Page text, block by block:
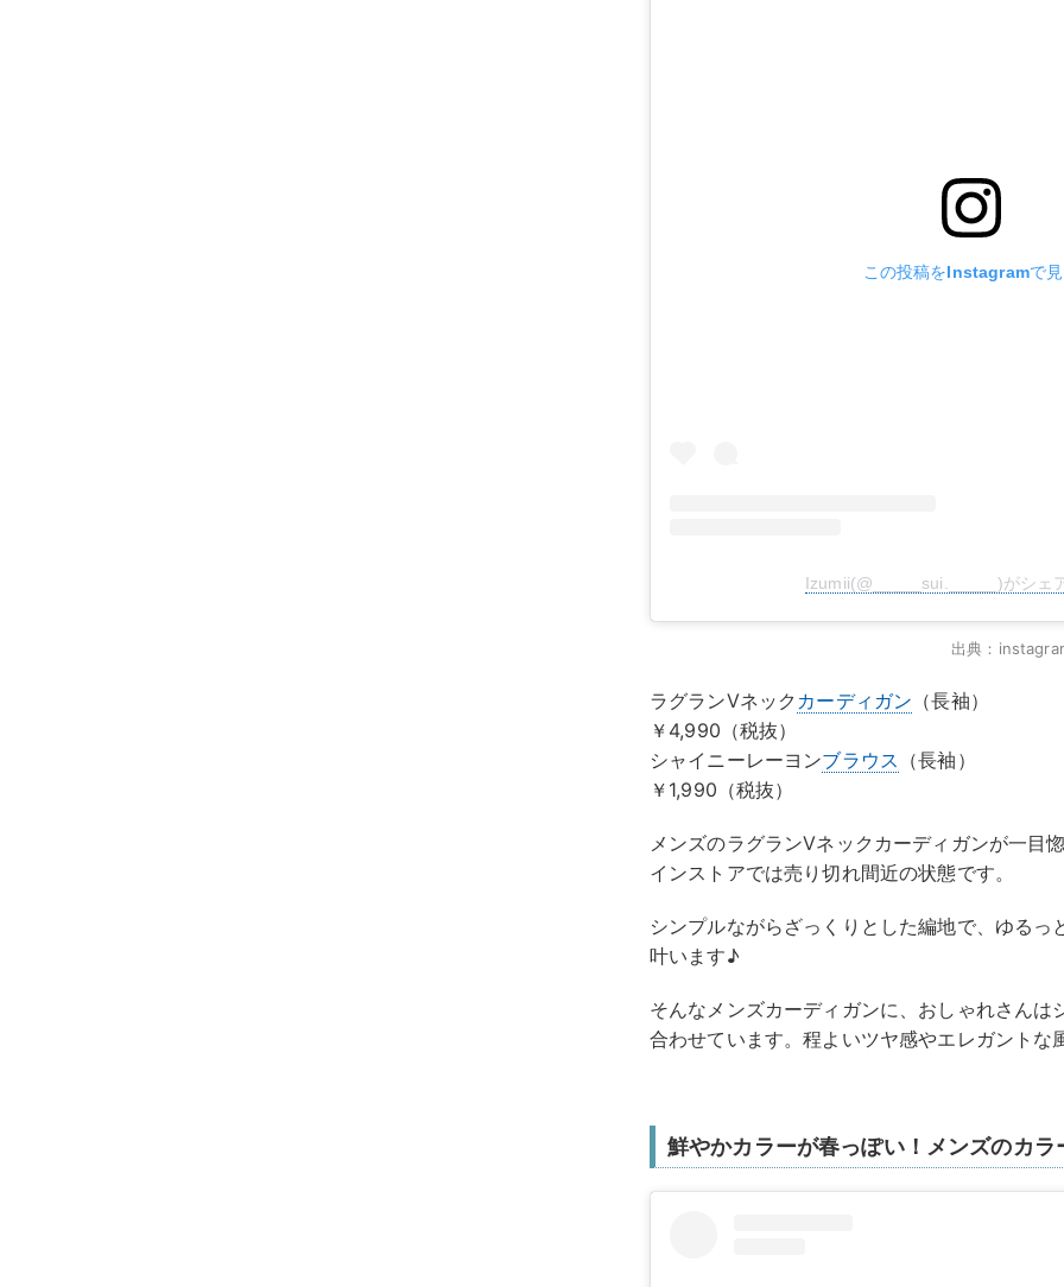
この投稿をInstagramで見
Izumii(@_____sui._____)がシェ
出典：
ラグランVネック カーディガン （長袖）
￥4,990（税抜）
シャイニーレーヨンブラウス （長袖）
￥1,990（税抜）
メンズのラグランVネックカーディガンが一目
インストアでは売り切れ間近の状態です。
シンプルながらざっくりとした編地で、ゆる
叶います♪
そんなメンズカーディガンに、おしゃれさんは
合わせています。程よいツヤ感やエレガント
鮮やかカラーが春っぽい！メンズのカラ